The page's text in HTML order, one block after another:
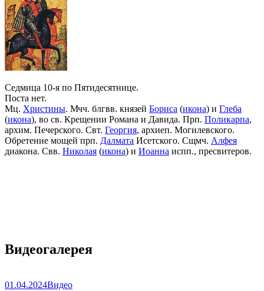
Седмица 10-я по Пятидесятнице.
Поста нет.
Мц. Христины. Мчч. блгвв. князей Бориса (икона) и Глеба
(икона), во св. Крещении Романа и Давида. Прп. Поликарпа,
архим. Печерского. Свт. Георгия, архиеп. Могилевского.
Обретение мощей прп. Далмата Исетского. Сщмч. Алфея
диакона. Свв. Николая (икона) и Иоанна испп., пресвитеров.
Видеогалерея
01.04.2024Видео